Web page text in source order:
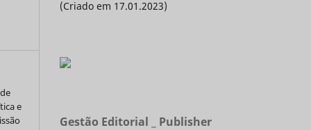
e
(Criado em 17.01.2023)
Gestão Editorial _ Publisher